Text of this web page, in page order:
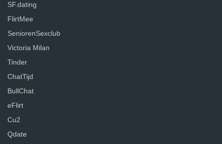
SF.dating
FlirtMee
SeniorenSexclub
Victoria Milan
Tinder
ChatTijd
BullChat
eFlirt
Cu2
Qdate